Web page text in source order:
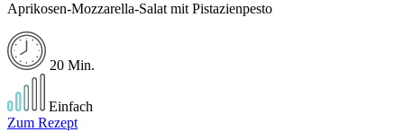
Aprikosen-Mozzarella-Salat mit Pistazienpesto
20 Min.
Einfach
Zum Rezept